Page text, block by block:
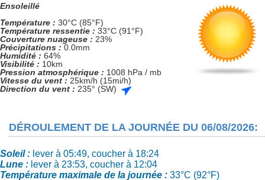
Ensoleillé
Température : 30°C (85°F)
Température ressentie : 33°C (91°F)
Couverture nuageuse : 23%
Précipitations : 0.0mm
Humidité : 64%
Visibilité : 10km
Pression atmosphérique : 1008 hPa / mb
Vitesse du vent : 25km/h (15mi/h)
Direction du vent : 235° (SW)
DÉROULEMENT DE LA JOURNÉE DU 06/08/2026:
Soleil : lever à 05:49, coucher à 18:24
Lune : lever à 23:53, coucher à 12:04
Température maximale de la journée : 33°C (92°F)